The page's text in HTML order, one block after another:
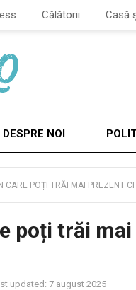
Călătorii Casă
DESPRE NOI
CARE POȚI TRĂI MAI PREZENT
poți trăi
updated: 7 august 2025